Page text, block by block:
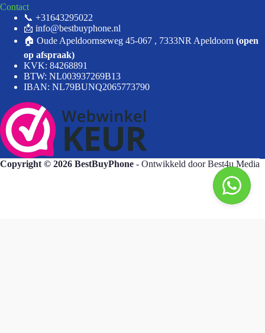
Contact
📞 +31643295022
📩 info@bestbuyphone.nl
🏠 Oude Apeldoornseweg 45-067 , 7333NR Apeldoorn (open
op afspraak)
KVK: 84268891
BTW: NL003937269B13
IBAN: NL79BUNQ2065773790
Copyright © 2026 BestBuyPhone - Ontwikkeld doorBest4u Media